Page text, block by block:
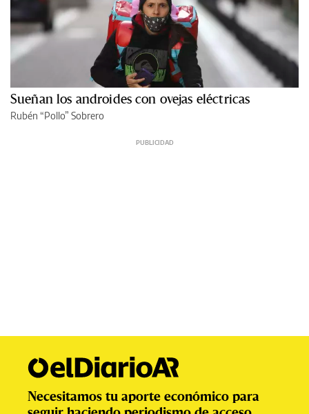
Sueñan los androides con ovejas eléctricas
Rubén “Pollo” Sobrero
Necesitamos tu aporte económico para